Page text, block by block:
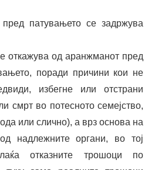
патувањето се задржува
откажува од аранжманот пред
поради причини кои не
избегне или отстрани
смрт во потесното семејство,
или слично), а врз основа на
надлежните органи, во тој
отказните трошоци по